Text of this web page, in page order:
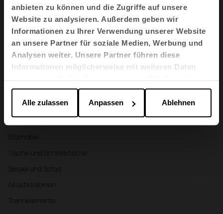
anbieten zu können und die Zugriffe auf unsere
Website zu analysieren. Außerdem geben wir
Informationen zu Ihrer Verwendung unserer Website
an unsere Partner für soziale Medien, Werbung und
Analysen weiter. Unsere Partner führen diese
Informationen möglicherweise mit weiteren Daten
zusammen, die Sie ihnen bereitgestellt haben oder
die sie im Rahmen Ihrer Nutzung der Dienste
gesammelt haben.
Alle zulassen Anpassen Ablehnen
Sitzmöbel
Tische und Schreibtische
Sessel und Sofas
Akustikkabinen
Trennelemente
Abonnieren Sie mich
Ich habe die Datenschutzpolitik gelesen und akzeptiere sie
DE